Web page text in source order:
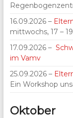
16.09.2026 –
mittwochs, 17 –
17.09.2026 –
im Vamv
25.09.2026 –
Ein Workshop
Oktober